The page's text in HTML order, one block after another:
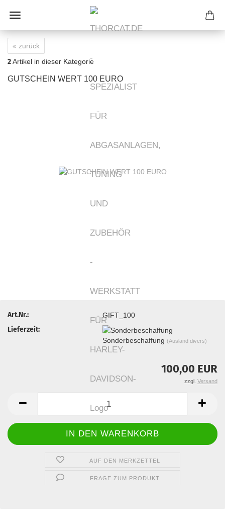
« zurück
2Artikel in dieser Kategorie
GUTSCHEIN WERT 100 EURO
Art.Nr.: GIFT_100
Lieferzeit:
Sonderbeschaffung (Ausland divers)
100,00 EUR
zzgl. Versand
AUF DEN MERKZETTEL
FRAGE ZUM PRODUKT